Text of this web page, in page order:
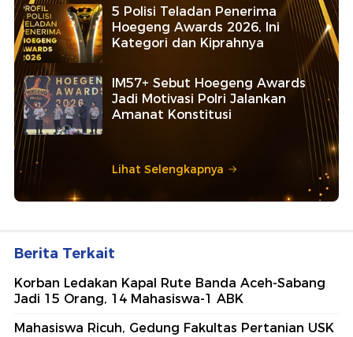
5 Polisi Teladan Penerima
Hoegeng Awards 2026, Ini
Kategori dan Kiprahnya
IM57+ Sebut Hoegeng Awards
Jadi Motivasi Polri Jalankan
Amanat Konstitusi
Lihat Selengkapnya
Berita Terkait
Korban Ledakan Kapal Rute Banda Aceh-Sabang
Jadi 15 Orang, 14 Mahasiswa-1 ABK
Mahasiswa Ricuh, Gedung Fakultas Pertanian USK